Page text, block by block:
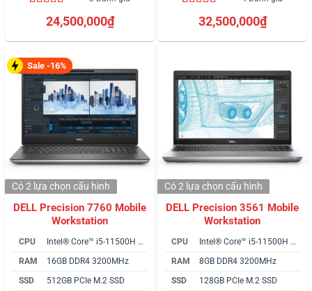
5.00trên 5
dựa trên
24,500,000₫ 4.50trên 5
dựa trên
32,500,000₫
Sale -16%
DELL Precision 7760 Mobile
Workstation
CPU
Intel® Core™ i5-11500H vPro
RAM
16GB DDR4 3200MHz
SSD
512GB PCIe M.2 SSD
Có 2 lựa chọn cấu hình
DELL Precision 3561 Mobile
Workstation
CPU
Intel® Core™ i5-11500H vPro
RAM
8GB DDR4 3200MHz
SSD
128GB PCIe M.2 SSD
Có 2 lựa chọn cấu hình